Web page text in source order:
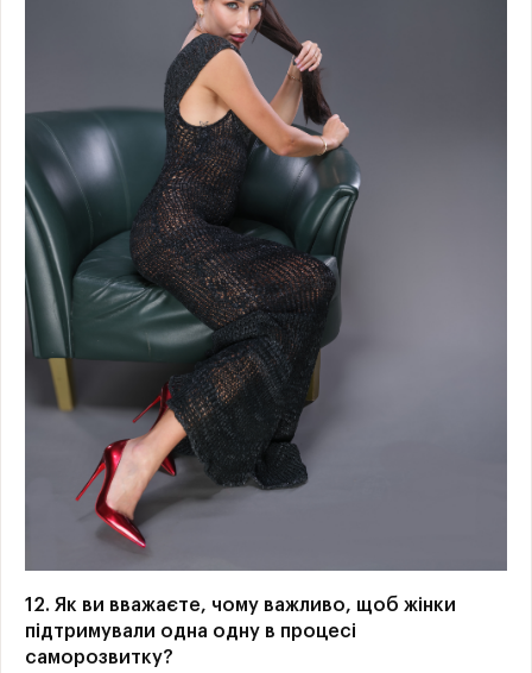
12. Як ви вважаєте, чому важливо, щоб жінки
підтримували одна одну в процесі
саморозвитку?